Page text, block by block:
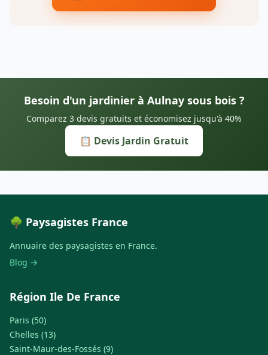
Besoin d'un jardinier à Aulnay sous bois ?
Comparez 3 devis gratuits et économisez jusqu'à 40%
📋 Devis Jardin Gratuit
🌳 Paysagistes France
Annuaire des paysagistes en France.
Blog →
Région Ile De France
Paris (50)
Chelles (13)
Saint-Maur-des-Fossés (9)